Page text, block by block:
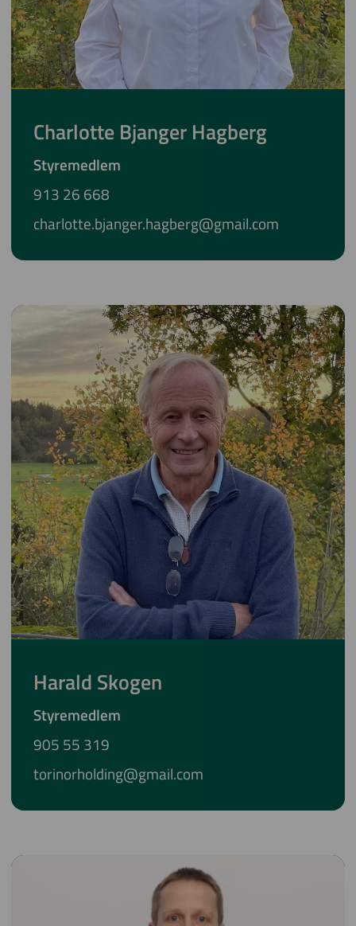
Charlotte Bjanger Hagberg
Styremedlem
913 26 668
charlotte.bjanger.hagberg@gmail.com
Harald Skogen
Styremedlem
905 55 319
torinorholding@gmail.com